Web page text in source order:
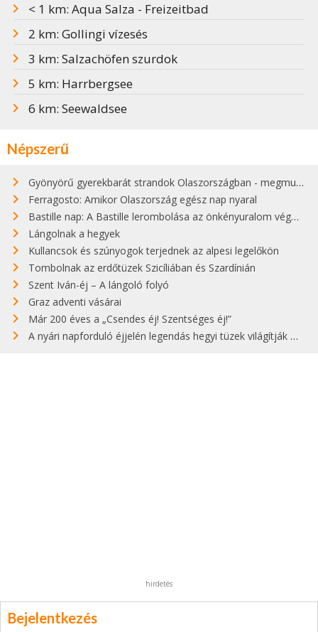
< 1 km: Aqua Salza - Freizeitbad
2 km: Gollingi vízesés
3 km: Salzachöfen szurdok
5 km: Harrbergsee
6 km: Seewaldsee
Népszerű
Gyönyörű gyerekbarát strandok Olaszországban - megmutatjuk a 15 legjobbat
Ferragosto: Amikor Olaszország egész nap nyaral
Bastille nap: A Bastille lerombolása az önkényuralom végét jelentette
Lángolnak a hegyek
Kullancsok és szúnyogok terjednek az alpesi legelőkön
Tombolnak az erdőtüzek Szicíliában és Szardínián
Szent Iván-éj – A lángoló folyó
Graz adventi vásárai
Már 200 éves a „Csendes éj! Szentséges éj!”
A nyári napforduló éjjelén legendás hegyi tüzek világítják meg Zugspitzét
hirdetés
Bejelentkezés